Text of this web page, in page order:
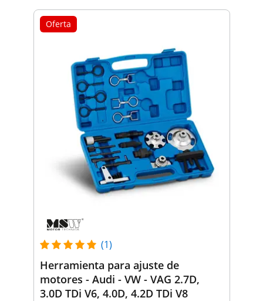
Oferta
(1)
Herramienta para ajuste de
motores - Audi - VW - VAG 2.7D,
3.0D TDi V6, 4.0D, 4.2D TDi V8